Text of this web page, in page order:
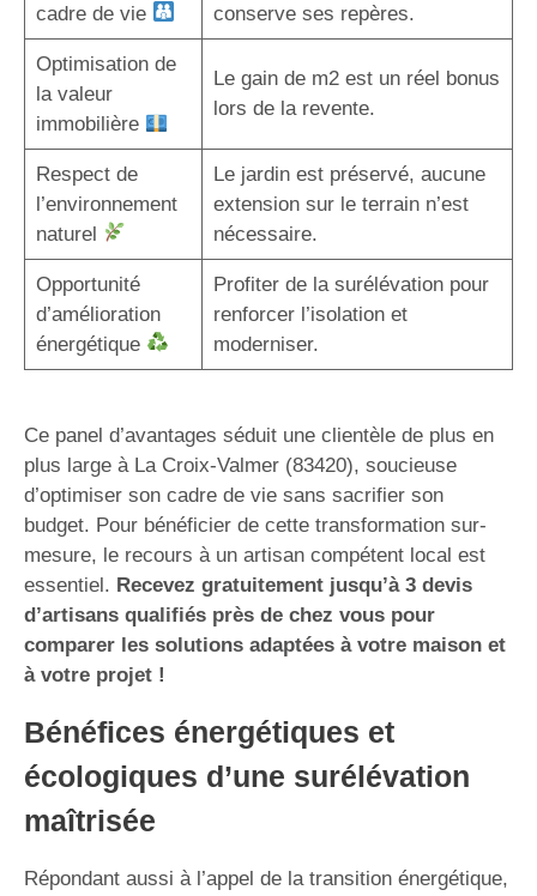
cadre de vie
conserve ses repères.
Optimisation de
la valeur
immobilière
Le gain de m2 est un réel bonus
lors de la revente.
Respect de
l’environnement
naturel
Le jardin est préservé, aucune
extension sur le terrain n’est
nécessaire.
Opportunité
d’amélioration
énergétique
Profiter de la surélévation pour
renforcer l’isolation et
moderniser.
Ce panel d’avantages séduit une clientèle de plus en
plus large à La Croix-Valmer (83420), soucieuse
d’optimiser son cadre de vie sans sacrifier son
budget. Pour bénéficier de cette transformation sur-
mesure, le recours à un artisan compétent local est
essentiel. Recevez gratuitement jusqu’à 3 devis
d’artisans qualifiés près de chez vous pour
comparer les solutions adaptées à votre maison et
à votre projet !
Bénéfices énergétiques et
écologiques d’une surélévation
maîtrisée
Répondant aussi à l’appel de la transition énergétique,